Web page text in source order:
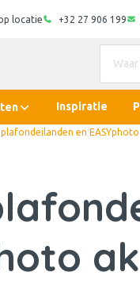
locatie +32 27 906 199
Inspiratie
plafondeilanden en